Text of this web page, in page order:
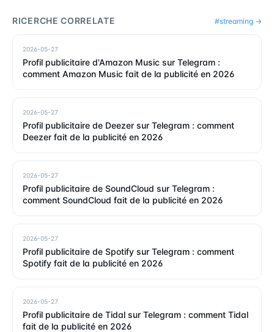
RICERCHE CORRELATE #streaming →
2026-05-27
Profil publicitaire d'Amazon Music sur Telegram :
comment Amazon Music fait de la publicité en 2026
2026-05-27
Profil publicitaire de Deezer sur Telegram : comment
Deezer fait de la publicité en 2026
2026-05-27
Profil publicitaire de SoundCloud sur Telegram :
comment SoundCloud fait de la publicité en 2026
2026-05-27
Profil publicitaire de Spotify sur Telegram : comment
Spotify fait de la publicité en 2026
2026-05-27
Profil publicitaire de Tidal sur Telegram : comment Tidal
fait de la publicité en 2026